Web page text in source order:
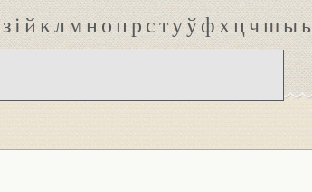
зійклмнопрстуўфхцчшыь